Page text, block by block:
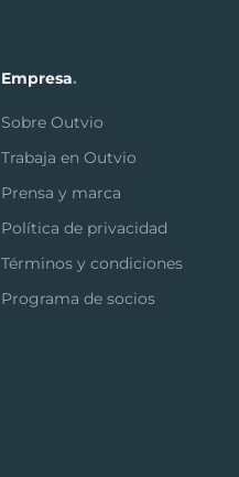
Empresa.
Sobre Outvio
Trabaja en Outvio
Prensa y marca
Política de privacidad
Términos y condiciones
Programa de socios